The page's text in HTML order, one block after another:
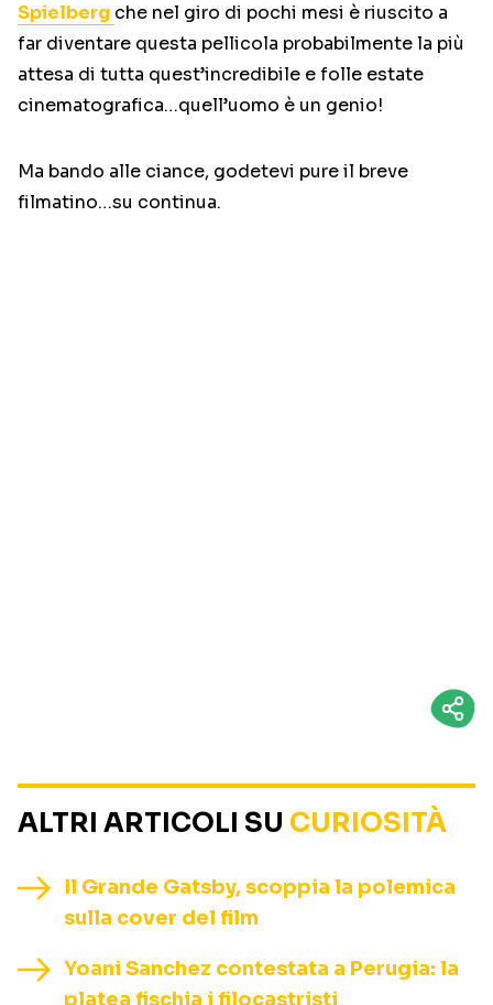
Spielberg che nel giro di pochi mesi è riuscito a
far diventare questa pellicola probabilmente la più
attesa di tutta quest’incredibile e folle estate
cinematografica…quell’uomo è un genio!
Ma bando alle ciance, godetevi pure il breve
filmatino…su continua.
ALTRI ARTICOLI SU CURIOSITÀ
Il Grande Gatsby, scoppia la polemica
sulla cover del film
Yoani Sanchez contestata a Perugia: la
platea fischia i filocastristi